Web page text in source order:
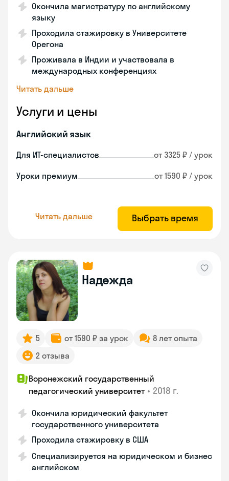
Окончила магистратуру по английскому
языку
Проходила стажировку в Университете
Орегона
Проживала в Индии и участвовала в
международных конференциях
Читать дальше
Услуги и цены
Английский язык
Для ИТ-специалистов от 3325 ₽ / урок
Уроки премиум от 1590 ₽ / урок
Читать дальше Выбрать время
Надежда
5 от 1590 ₽ за урок
8 лет опыта
2 отзыва
Воронежский государственный
педагогический университет • 2018 г.
Окончила юридический факультет
государственного университета
Проходила стажировку в США
Специализируется на юридическом и бизнес
английском